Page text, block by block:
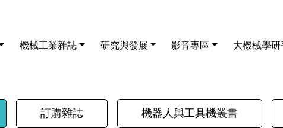
機械工業雜誌 研究與發展 影音專區 大機械學研
訂購雜誌 機器人與工具機叢書